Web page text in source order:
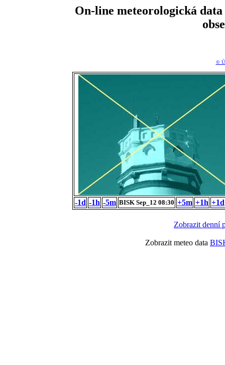
On-line meteorologická
©
-1d -1h -5m BISK Sep_12 08:30 +5m +1h +1d
Zobrazit denní
Zobrazit meteo data